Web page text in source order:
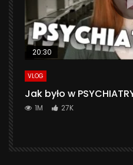
20:30
VLOG
Jak było w
1M 27K